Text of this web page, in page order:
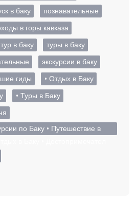
в баку
познавательные
в горы кавказа
тур в баку
туры в баку
экскурсии в баку
гиды
• Отдых в Баку
• Туры в Баку
по Баку • Путешествие в